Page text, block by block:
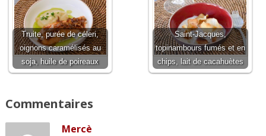
Truite, purée de céleri,
oignons caramélisés au
soja, huile de poireaux
Saint-Jacques,
topinambours fumés et en
chips, lait de cacahuètes
Commentaires
Mercè